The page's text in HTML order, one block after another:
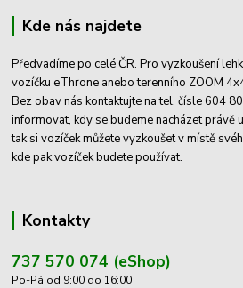
Kde nás najdete
Předvadíme po celé ČR. Pro vyzkoušení
vozíčku eThrone anebo terenního ZOOM
Bez obav nás kontaktujte na tel. čísle 604
informovat, kdy se budeme nacházet právě
tak si vozíček můžete vyzkoušet v místě
kde pak vozíček budete používat.
Kontakty
737 570 074 (eShop)
Po-Pá od 9:00 do 16:00